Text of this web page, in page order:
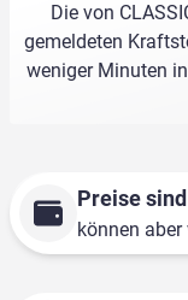
Die von
gemeldeten
weniger Minuten
Preise
können